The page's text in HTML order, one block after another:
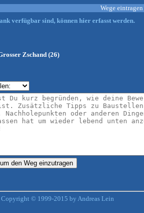
Wege
verfügbar sind, können hier erfasst werden.
Zschand (26)
Copyright © 1999-2015 by Andreas Lein